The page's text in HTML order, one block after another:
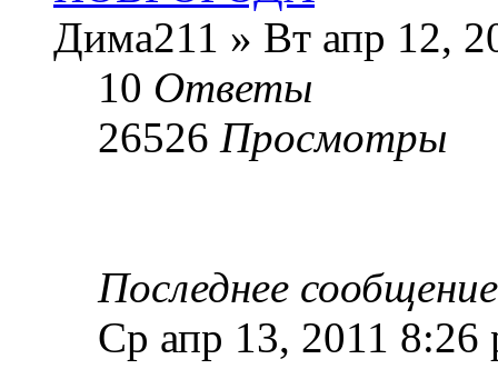
Дима211 » Вт апр 12,
10 Ответы
26526 Просмотры
Последнее
Ср апр 13, 2011 8:26